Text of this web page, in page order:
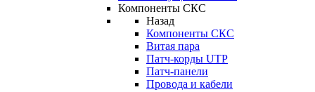
Компоненты СКС
Назад
Компоненты СКС
Витая пара
Патч-корды UTP
Патч-панели
Провода и кабели